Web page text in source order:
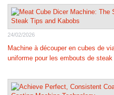
24/02/2026
Machine à découper en cubes de
uniforme pour les embouts de